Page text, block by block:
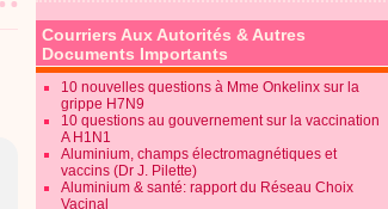
Courriers Aux Autorités & Autres
Documents Importants
10 nouvelles questions à Mme Onkelinx sur la
grippe H7N9
10 questions au gouvernement sur la vaccination
A H1N1
Aluminium, champs électromagnétiques et
vaccins (Dr J. Pilette)
Aluminium & santé: rapport du Réseau Choix
Vacinal